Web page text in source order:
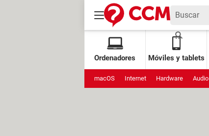
Ordenadores Móviles y tablets
macOS Internet Hardware Audio